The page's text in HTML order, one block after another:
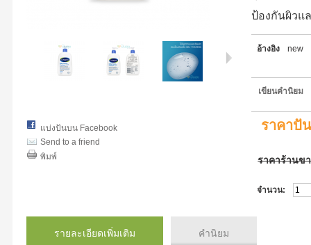
แบ่งปันบน Facebook
Send to a friend
พิมพ์
ป้องกันผิวแ
อ้างอิง new
เขียนคำนิยม
ราคาปั
ราคาร้านข
จำนวน:
รายละเอียดเพิ่มเติม คำนิยม